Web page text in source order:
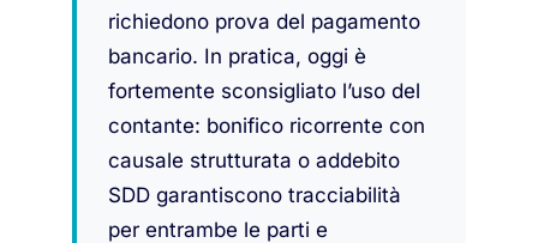
richiedono prova del pagamento
bancario. In pratica, oggi è
fortemente sconsigliato l’uso del
contante: bonifico ricorrente con
causale strutturata o addebito
SDD garantiscono tracciabilità
per entrambe le parti e